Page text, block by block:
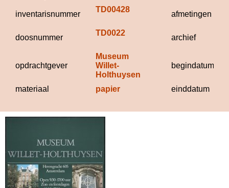
inventarisnummer
TD00428
afmetingen
doosnummer
TD0022
archief
opdrachtgever
Museum
Willet-
Holthuysen
begindatum
materiaal papier einddatum